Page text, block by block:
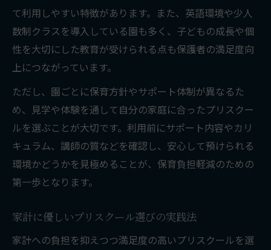
て利用しやすい特徴があります。また、英語環境や少人
数制クラスを導入している園も多く、子どもの成長や個
性を大切にした教育が受けられる点も保護者の満足度向
上につながっています。
ただし、園ごとに保育方針やサポート体制が異なるた
め、見学や体験を通して自分の家庭に合ったプリスクー
ルを選ぶことが大切です。利用前にサポート内容やカリ
キュラム、講師の質などを確認し、安心して預けられる
環境かどうかを見極めることが、保育負担軽減のための
第一歩となります。
家計に優しいプリスクール選びの実践法
家計への負担を抑えつつ満足度の高いプリスクールを選